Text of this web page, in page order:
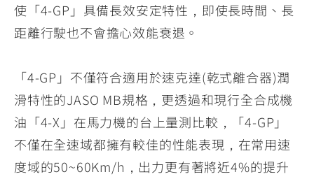
使「4-GP」具備長效安定特性，即使長時間、長
距離行駛也不會擔心效能衰退。
「4-GP」不僅符合適用於速克達(乾式離合器)潤
滑特性的JASO MB規格，更透過和現行全合成機
油「4-X」在馬力機的台上量測比較，「4-GP」
不僅在全速域都擁有較佳的性能表現，在常用速
度域的50~60Km/h，出力更有著將近4%的提升